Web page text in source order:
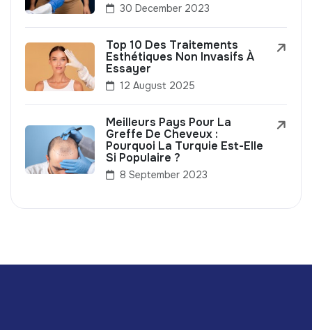
30 December 2023
Top 10 Des Traitements
Esthétiques Non Invasifs À
Essayer
12 August 2025
Meilleurs Pays Pour La
Greffe De Cheveux :
Pourquoi La Turquie Est-Elle
Si Populaire ?
8 September 2023